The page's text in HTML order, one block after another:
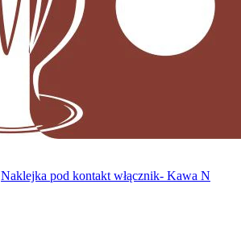
Naklejka pod kontakt włącznik- Kawa N